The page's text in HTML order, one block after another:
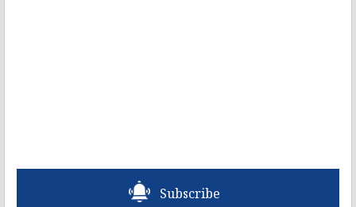
Subscribe